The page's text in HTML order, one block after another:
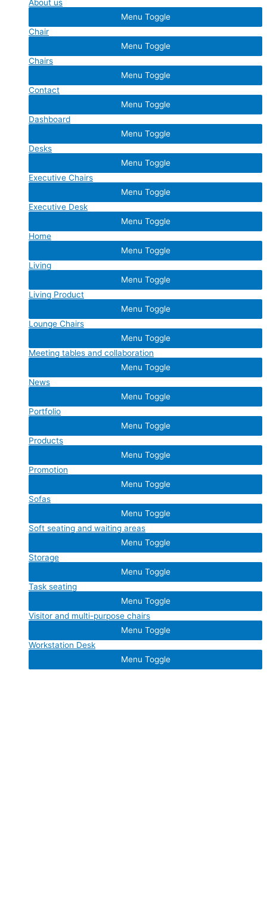
About us
Menu Toggle
Chair
Menu Toggle
Chairs
Menu Toggle
Contact
Menu Toggle
Dashboard
Menu Toggle
Desks
Menu Toggle
Executive Chairs
Menu Toggle
Executive Desk
Menu Toggle
Home
Menu Toggle
Living
Menu Toggle
Living Product
Menu Toggle
Lounge Chairs
Menu Toggle
Meeting tables and collaboration
Menu Toggle
News
Menu Toggle
Portfolio
Menu Toggle
Products
Menu Toggle
Promotion
Menu Toggle
Sofas
Menu Toggle
Soft seating and waiting areas
Menu Toggle
Storage
Menu Toggle
Task seating
Menu Toggle
Visitor and multi-purpose chairs
Menu Toggle
Workstation Desk
Menu Toggle